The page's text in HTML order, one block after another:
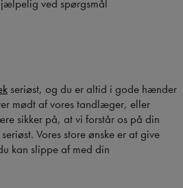
ved spørgsmål
seriøst, og du er altid i gode hænder
mødt af vores tandlæger, eller
sikker på, at vi forstår os på din
Vores store ønske er at give
kan slippe af med din